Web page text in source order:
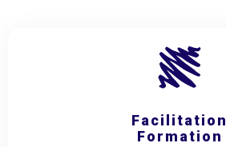
Facilitation
Formation